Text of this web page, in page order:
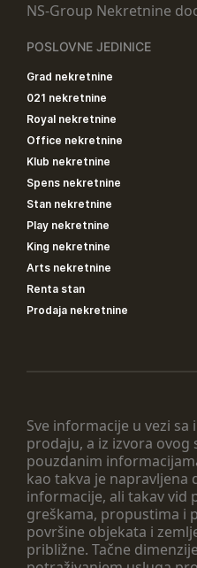
Sve informacije u vezi
prodaju, a iz izvora ovog
pouzdanim
kao takva je napravljena
informacije, ali takav vid
greškama, propustima i
površine objekata i
približne. Tačne
NS-Group Nekretnine
POSLOVNE JEDINICE
Grad nekretnine
021 nekretnine
Royal nekretnine
Office nekretnine
Klub nekretnine
Spens nekretnine
Stan nekretnine
Play nekretnine
King nekretnine
Arts nekretnine
Renta stan
Prodaja nekretnine